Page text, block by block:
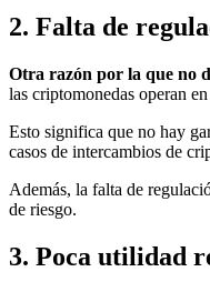
2. Falta de
Otra razón por la que no
las criptomonedas operan
Esto significa que no hay
casos de intercambios de
Además, la falta de
de riesgo.
3. Poca utilidad